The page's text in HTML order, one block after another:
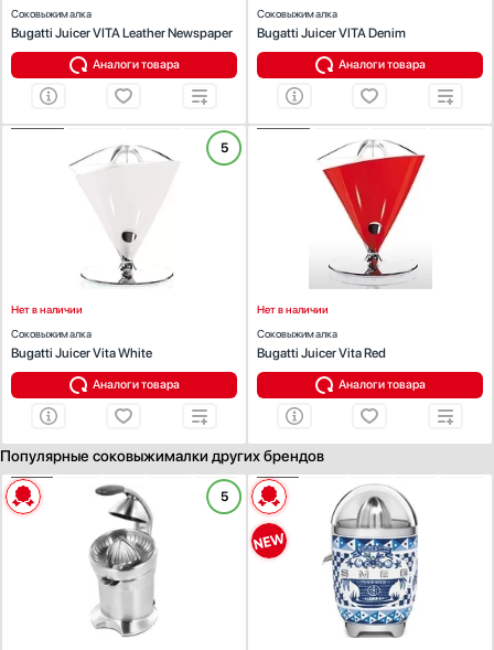
Соковыжималка
Bugatti Juicer VITA Leather Newspaper
Аналоги товара
Соковыжималка
Bugatti Juicer VITA Denim
Аналоги товара
ХАРАКТЕРИСТИКИ
Тип соковыжималки:
хромированный АБС
5
Нет в наличии
Соковыжималка
Bugatti Juicer Vita White
Аналоги товара
ХАРАКТЕРИСТИКИ
Тип соковыжималки:
для цитрусовых
Мощность (Вт):
Материал корпуса:
литой цинковый сплав ЦАМ и
хромированный АБС
Нет в наличии
Соковыжималка
Bugatti Juicer Vita Red
Аналоги товара
Популярные соковыжималки других брендов
ХАРАКТЕРИСТИКИ
Тип соковыжималки:
для цитрусовых
Мощность (Вт):
Материал корпуса: нержавеющая сталь
5 ХАРАКТЕРИСТИКИ
Тип соковыжималки:
для цитрусовых
Мощность (Вт):
Материал корпуса:
литой алюминий